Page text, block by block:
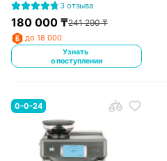
3 отзыва
180 000₸241 290₸
до 18 000
Узнать
о поступлении
0-0-24